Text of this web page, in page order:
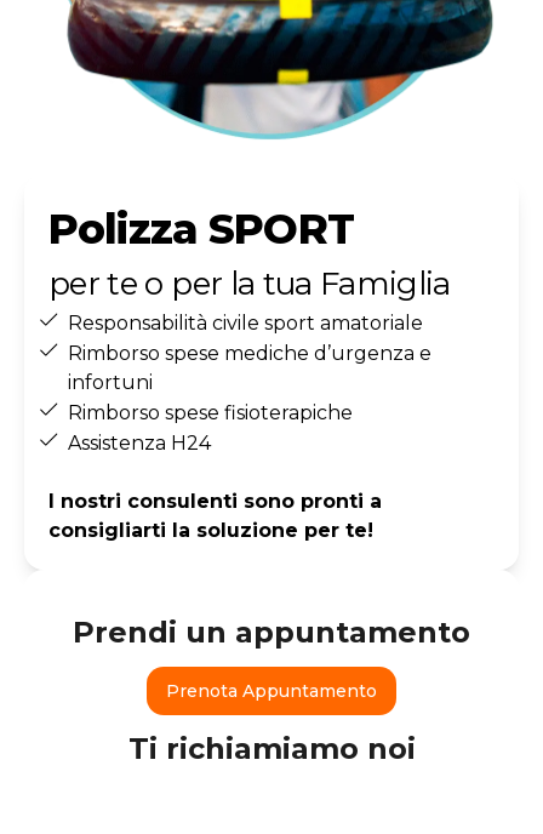
Polizza SPORT
per te o per la tua Famiglia
Responsabilità civile sport amatoriale
Rimborso spese mediche d’urgenza e
infortuni
Rimborso spese fisioterapiche
Assistenza H24
I nostri consulenti sono pronti a
consigliarti la soluzione per te!
Prendi un appuntamento
Prenota Appuntamento
Ti richiamiamo noi